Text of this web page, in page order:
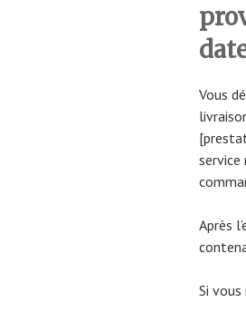
Vous
service
Après
Si